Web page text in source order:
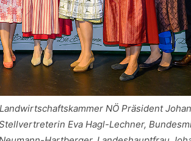
NÖ Präsident
Eva Hagl-Lechner,